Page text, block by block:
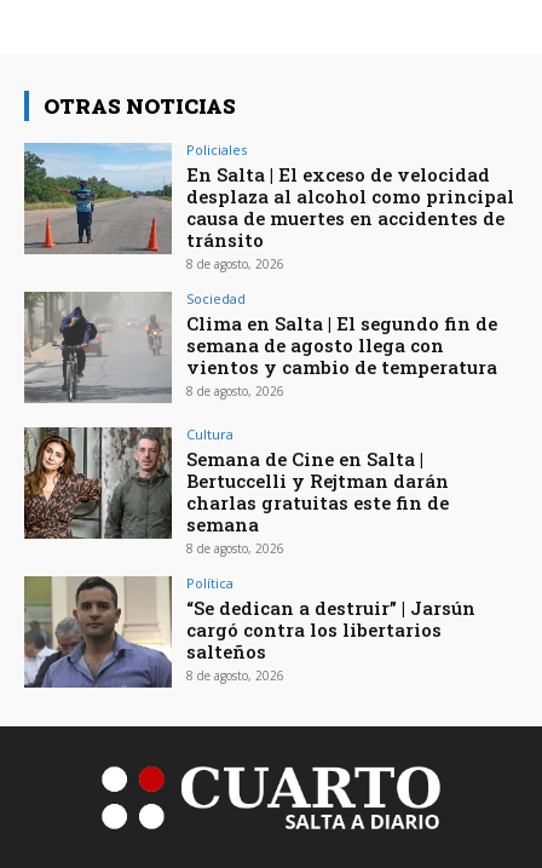
OTRAS NOTICIAS
Policiales
En Salta | El exceso de velocidad
desplaza al alcohol como principal
causa de muertes en accidentes de
tránsito
8 de agosto, 2026
Sociedad
Clima en Salta | El segundo fin de
semana de agosto llega con
vientos y cambio de temperatura
8 de agosto, 2026
Cultura
Semana de Cine en Salta |
Bertuccelli y Rejtman darán
charlas gratuitas este fin de
semana
8 de agosto, 2026
Política
“Se dedican a destruir” | Jarsún
cargó contra los libertarios
salteños
8 de agosto, 2026